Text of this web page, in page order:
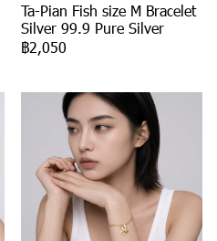
Ta-Pian Fish size M Bracelet
Silver 99.9 Pure Silver
฿2,050